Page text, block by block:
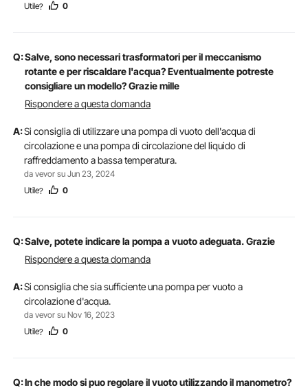
Utile? 0
Q:Salve, sono necessari trasformatori per il meccanismo
rotante e per riscaldare l'acqua? Eventualmente potreste
consigliare un modello? Grazie mille
Rispondere a questa domanda
A:Si consiglia di utilizzare una pompa di vuoto dell'acqua di
circolazione e una pompa di circolazione del liquido di
raffreddamento a bassa temperatura.
da vevor su Jun 23, 2024
Utile? 0
Q:Salve, potete indicare la pompa a vuoto adeguata. Grazie
Rispondere a questa domanda
A:Si consiglia che sia sufficiente una pompa per vuoto a
circolazione d'acqua.
da vevor su Nov 16, 2023
Utile? 0
Q:In che modo si puo regolare il vuoto utilizzando il manometro?